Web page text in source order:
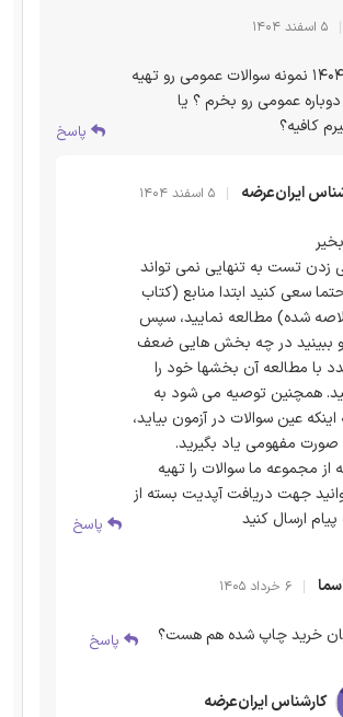
۵ اسفند ۱۴۰۴
سلام من سال ۱۴۰۴ نمونه سوالات عمومی رو تهیه
دوباره عمومی رو بخرم ؟ یا
کافیه؟
پاسخ
ایران‌عرضه ۵ اسفند ۱۴۰۴
زدن تست به تنهایی نمی تواند
سعی کنید ابتدا منابع (کتاب
شده) مطالعه نمایید، سپس
ببینید در چه بخش هایی ضعف
با مطالعه آن بخشها خود را
همچنین توصیه می شود به
عین سوالات در آزمون بیاید،
صورت مفهومی یاد بگیرید.
مجموعه ما سوالات را تهیه
جهت دریافت آپدیت بسته از
ارسال کنید
پاسخ
۶ خرداد ۱۴۰۵
خرید چاپ شده هم هست؟ پاسخ
کارشناس ایران‌عرضه